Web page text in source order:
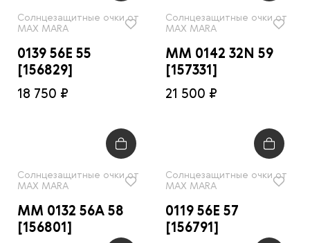
Солнцезащитные очки от
MAX MARA
0139 56E 55
[156829]
18 750 ₽
Солнцезащитные очки от
MAX MARA
MM 0142 32N 59
[157331]
21 500 ₽
Солнцезащитные очки от
MAX MARA
MM 0132 56A 58
[156801]
Солнцезащитные очки от
MAX MARA
0119 56E 57
[156791]